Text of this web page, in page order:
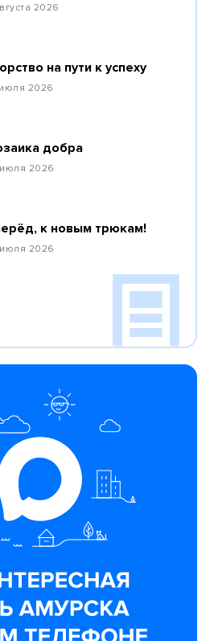
2026
на пути к успеху
2026
добра
2026
к новым трюкам!
2026